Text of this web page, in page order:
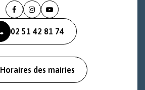
Lien
le
compte
Lien
le
compte
Lien
la
chaîne
02 51 42 81 74
Horaires des mairies